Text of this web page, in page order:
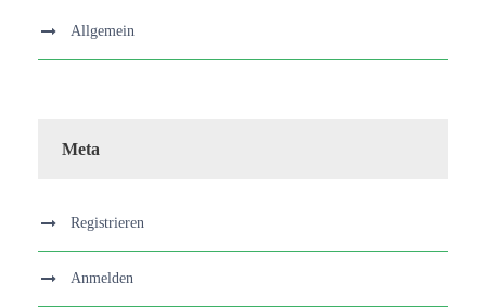
Allgemein
Meta
Registrieren
Anmelden